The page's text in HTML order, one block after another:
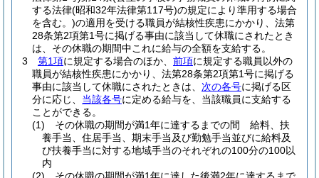
する法律(昭和32年法律第117号)の規定により準用する場合
を含む。)の適用を受ける職員が結核性疾患にかかり、法第
28条第2項第1号に掲げる事由に該当して休職にされたとき
は、その休職の期間中これに給与の全額を支給する。
3
第1項に規定する場合のほか、 前項に規定する職員以外の
職員が結核性疾患にかかり、法第28条第2項第1号に掲げる
事由に該当して休職にされたときは、 次の各号に掲げる区
分に応じ、 当該各号に定める給与を、当該職員に支給する
ことができる。
(1)
その休職の期間が満1年に達するまでの間 給料、扶
養手当、住居手当、期末手当及び勤勉手当並びに給料及
び扶養手当に対する地域手当のそれぞれの100分の100以
内